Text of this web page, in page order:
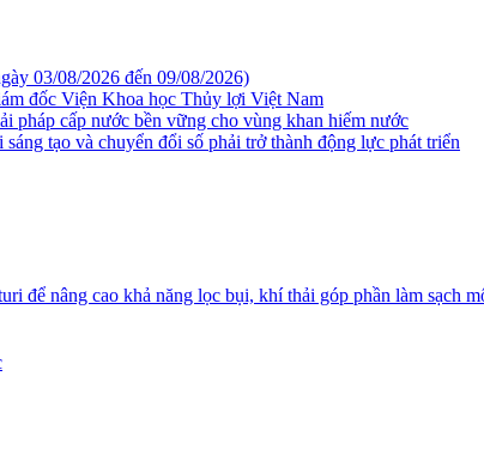
03/08/2026 đến 09/08/2026)
đốc Viện Khoa học Thủy lợi Việt Nam
pháp cấp nước bền vững cho vùng khan hiếm nước
tạo và chuyển đổi số phải trở thành động lực phát triển